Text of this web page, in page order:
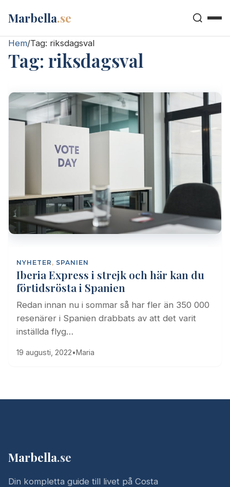
Marbella.se
Hem/Tag: riksdagsval
Tag: riksdagsval
NYHETER , SPANIEN
Iberia Express i strejk och här kan du
förtidsrösta i Spanien
Redan innan nu i sommar så har fler än 350 000
resenärer i Spanien drabbats av att det varit
inställda flyg…
19 augusti, 2022•Maria
Marbella.se
Din kompletta guide till livet på Costa